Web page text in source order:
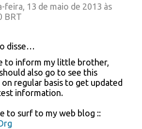
feira, 13 de maio de 2013 às
BRT
disse…
to inform my little brother,
also go to see this
regular basis to get updated
information.
to surf to my web blog ::